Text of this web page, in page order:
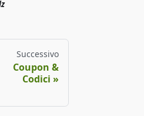
Successivo
Coupon &
Codici